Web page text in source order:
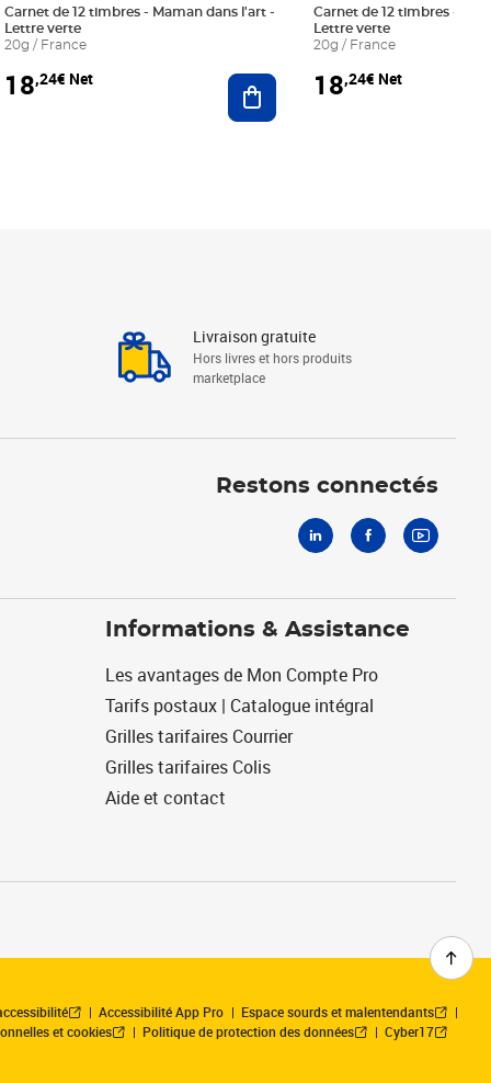
au panier
Carnet de 12 timbres - Maman dans l'art -
Lettre verte
20g / France
18,24€ Net Ajouter au panier
Carnet de 12 timbres - Le
Lettre verte
20g / France
18,24€ Net
Livraison gratuite
Hors livres et hors produits
marketplace
Restons connectés
Informations & Assistance
Les avantages de Mon Compte Pro
Tarifs postaux | Catalogue intégral
Grilles tarifaires Courrier
Grilles tarifaires Colis
Aide et contact
Accessibilité App Pro
Espace sourds et malentendants
et cookies
Politique de protection des données Cyber17